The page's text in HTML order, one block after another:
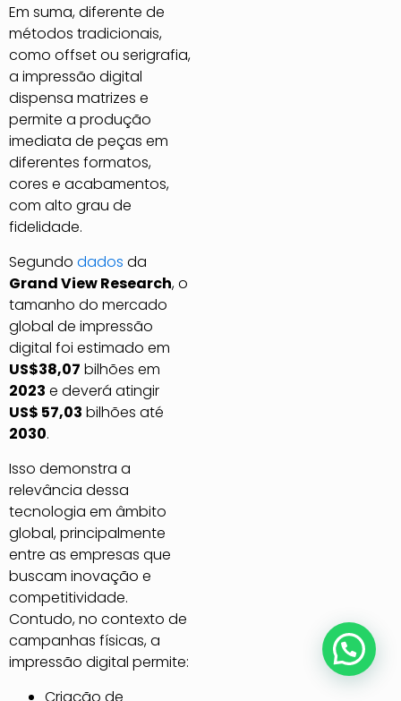
Em suma, diferente de
métodos tradicionais,
como offset ou serigrafia,
a impressão digital
dispensa matrizes e
permite a produção
imediata de peças em
diferentes formatos,
cores e acabamentos,
com alto grau de
fidelidade.
Segundo dados da
Grand View Research, o
tamanho do mercado
global de impressão
digital foi estimado em
US$38,07 bilhões em
2023 e deverá atingir
US$ 57,03 bilhões até
2030.
Isso demonstra a
relevância dessa
tecnologia em âmbito
global, principalmente
entre as empresas que
buscam inovação e
competitividade.
Contudo, no contexto de
campanhas físicas, a
impressão digital permite:
Criação de